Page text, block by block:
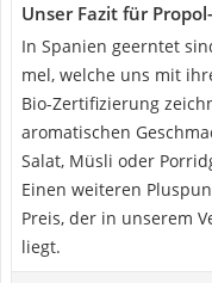
Unser Fazit für
In Spanien geerntet
mel, welche uns mit
Bio-Zertifizierung
aromatischen
Salat, Müsli oder
Einen weiteren
Preis, der in unserem
liegt.